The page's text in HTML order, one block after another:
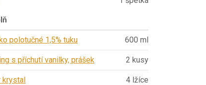
polotučné 1,5% tuku 600 ml
s příchutí vanilky, prášek 2 kusy
krystal 4 lžíce